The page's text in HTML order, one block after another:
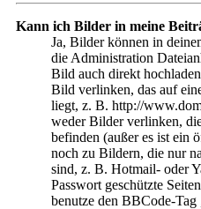
Kann ich Bilder in meine
Ja, Bilder können in
die Administration
Bild auch direkt
Bild verlinken, das auf
liegt, z. B. http://
weder Bilder verlinken,
befinden (außer es ist ein
noch zu Bildern, die nur
sind, z. B. Hotmail- oder
Passwort geschützte
benutze den BBCode-Tag